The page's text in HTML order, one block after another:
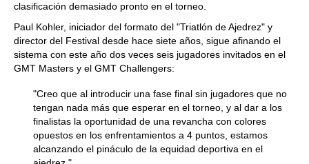
clasificación demasiado pronto en el torneo.
Paul Kohler, iniciador del formato del "Triatlón de Ajedrez" y
director del Festival desde hace siete años, sigue afinando el
sistema con este año dos veces seis jugadores invitados en el
GMT Masters y el GMT Challengers:
"Creo que al introducir una fase final sin jugadores que no
tengan nada más que esperar en el torneo, y al dar a los
finalistas la oportunidad de una revancha con colores
opuestos en los enfrentamientos a 4 puntos, estamos
alcanzando el pináculo de la equidad deportiva en el